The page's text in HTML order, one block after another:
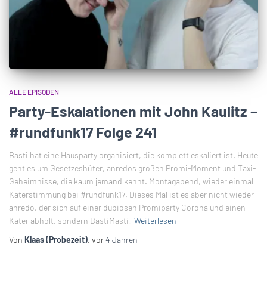
ALLE EPISODEN
Party-Eskalationen mit John Kaulitz –
#rundfunk17 Folge 241
Basti hat eine Hausparty organisiert, die komplett eskaliert ist. Heute
geht es um Gesetzeshüter, anredos großen Promi-Moment und Taxi-
Geheimnisse, die kaum jemand kennt. Montagabend, wieder einmal
Katerstimmung bei #rundfunk17. Dieses Mal ist es aber nicht wieder
anredo, der sich auf einer dubiosen Promiparty Corona und einen
Kater abholt, sondern BastiMasti. Weiterlesen
Von Klaas (Probezeit), vor4 Jahren